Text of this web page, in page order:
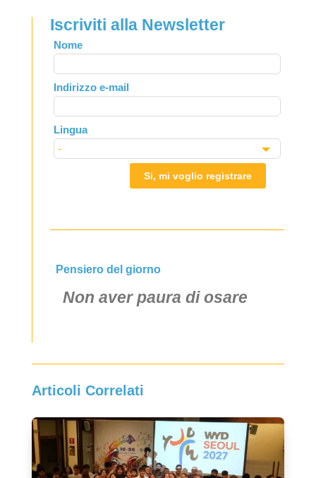
Iscriviti alla Newsletter
Leave
this
field
blank
Nome
Indirizzo e-mail
Lingua
Si, mi voglio registrare
Pensiero del giorno
Non aver paura di osare
Articoli Correlati